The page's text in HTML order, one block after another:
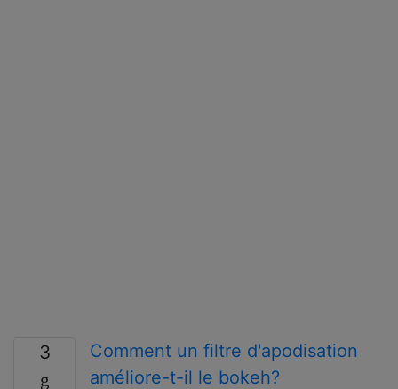
3
Comment un filtre d'apodisation
améliore-t-il le bokeh?